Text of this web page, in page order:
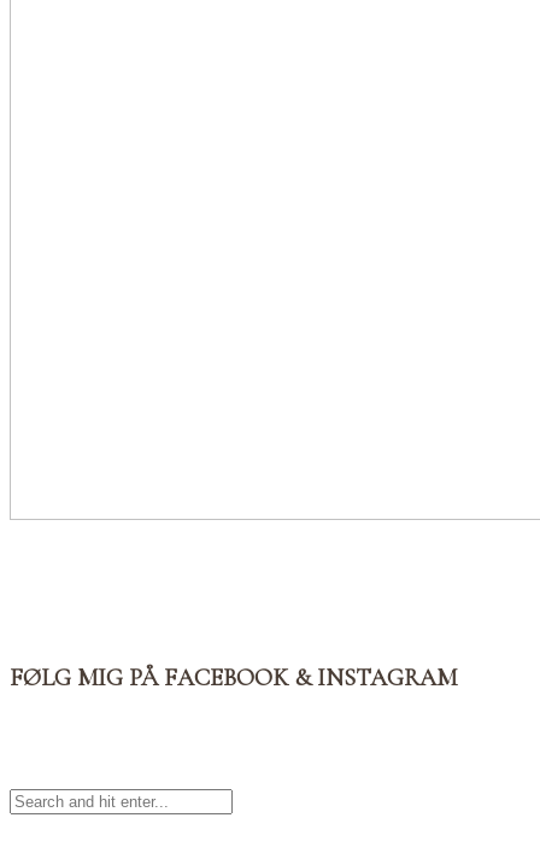
FØLG MIG PÅ FACEBOOK & INSTAGRAM